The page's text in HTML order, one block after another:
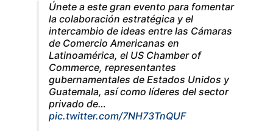
Únete a este gran evento para fomentar
la colaboración estratégica y el
intercambio de ideas entre las Cámaras
de Comercio Americanas en
Latinoamérica, el US Chamber of
Commerce, representantes
gubernamentales de Estados Unidos y
Guatemala, así como líderes del sector
privado de…
pic.twitter.com/7NH73TnQUF